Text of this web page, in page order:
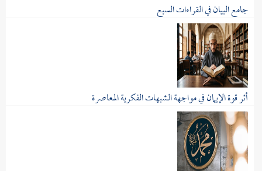
جامع البيان في القراءات السبع
كتاب "جامع البيان في القراءات" لأبي...
أثر قوة الإيمان في مواجهة الشبهات الفكرية المعاصرة
يعيش المسلم المعاصر في زمن تتدفق فيه الأفكار...